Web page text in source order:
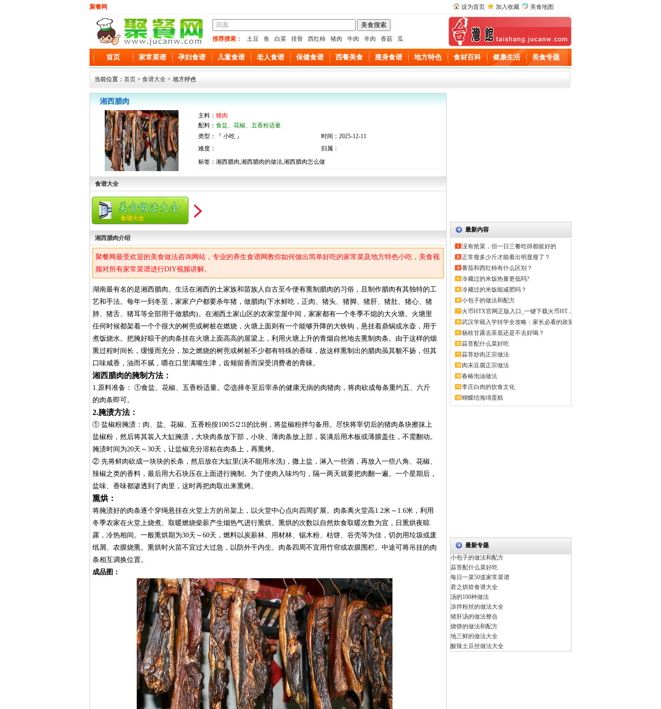
聚餐网 设为首页 加入收藏 美食地图
推荐搜索： 土豆 鱼 白菜 排骨 西红柿 猪肉 牛肉 羊肉 香菇 瓜
首页 家常菜谱 孕妇食谱 儿童食谱 老人食谱 保健食谱 西餐美食 瘦身食谱 地方特色 食材百科 健康生活 美食专题
当前位置： 首页 > 食谱大全 > 地方特色
湘西腊肉
主料： 猪肉
配料： 食盐、花椒、五香粉适量
类型：『 小吃 』
时间：2025-12-11
难度：
归属：
标签：湘西腊肉,湘西腊肉的做法,湘西腊肉怎么做
食谱大全
食谱大全
湘西腊肉介绍
聚餐网最受欢迎的美食做法咨询网站，专业的养生食谱网教你如何做出简单好吃的家常菜及地方特色小吃，美食视
频对所有家常菜谱进行DIY视频讲解。
湖南最有名的是湘西腊肉。生活在湘西的土家族和苗族人自古至今便有熏制腊肉的习俗，且制作腊肉有其独特的工
艺和手法。每年一到冬至，家家户户都要杀年猪，做腊肉(下水鲜吃，正肉、猪头、猪脚、猪肝、猪肚、猪心、猪
肺、猪舌、猪耳等全部用于做腊肉)。在湘西土家山区的农家堂屋中间，家家都有一个冬季不熄的大火塘。火塘里
任何时候都架着一个个很大的树蔸或树桩在燃烧，火塘上面则有一个能够升降的大铁钩，悬挂着鼎锅或水壶，用于
煮饭烧水。把腌好晾干的肉条挂在火塘上面高高的屋梁上，利用火塘上升的青烟自然地去熏制肉条。由于这样的烟
熏过程时间长，缓慢而充分，加之燃烧的树蔸或树桩不少都有特殊的香味，故这样熏制出的腊肉虽其貌不扬，但其
口味咸香，油而不腻，嚼在口里满嘴生津，齿颊留香而深受消费者的青睐。
湘西腊肉的腌制方法：
1.原料准备： ①食盐、花椒、五香粉适量。②选择冬至后宰杀的健康无病的肉猪肉，将肉砍成每条重约五、六斤
的肉条即可。
2.腌渍方法：
① 盐椒粉腌渍：肉、盐、花椒、五香粉按100∶5∶2∶1的比例，将盐椒粉拌匀备用。尽快将宰切后的猪肉条块擦抹上
盐椒粉，然后将其装入大缸腌渍，大块肉条放下部，小块、薄肉条放上部，装满后用木板或薄膜盖住，不需翻动。
腌渍时间为20天～30天，让盐椒充分溶粘在肉条上，再熏烤。
② 先将鲜肉砍成一块块的长条，然后放在大缸里(决不能用水洗)，撒上盐，淋入一些酒，再放入一些八角、花椒、
辣椒之类的香料，最后用大石块压在上面进行腌制。为了使肉入味均匀，隔一两天就要把肉翻一遍。一个星期后，
盐味、香味都渗透到了肉里，这时再把肉取出来熏烤。
熏烘：
将腌渍好的肉条逐个穿绳悬挂在火堂上方的吊架上，以火堂中心点向四周扩展。肉条离火堂高1.2米～1.6米，利用
冬季农家在火堂上烧煮、取暖燃烧柴薪产生烟热气进行熏烘。熏烘的次数以自然炊食取暖次数为宜，日熏烘夜晾
露，冷热相间。一般熏烘期为30天～60天，燃料以炭薪林、用材林、锯木粉、枯饼、谷壳等为佳，切勿用垃圾或废
纸屑、农膜烧熏。熏烘时火苗不宜过大过急，以防外干内生。肉条四周不宜用竹帘或农膜围栏。中途可将吊挂的肉
条相互调换位置。
成品图：
最新内容
没有抢菜，但一日三餐吃得都挺好的
正常瘦多少斤才能看出明显瘦了？
番茄和西红柿有什么区别？
冷藏过的米饭热量更低吗?
冷藏过的米饭能减肥吗？
小包子的做法和配方
火币HTX官网正版入口_一键下载火币HT...
武汉学籍入学转学全攻略：家长必看的政策
解...
杨枝甘露去茶底还是不去好喝？
蒜苔配什么菜好吃
蒜苔炒肉正宗做法
肉末豆腐正宗做法
春椿泡油做法
李庄白肉的饮食文化
蝴蝶结海绵蛋糕
最新专题
小包子的做法和配方
蒜苔配什么菜好吃
每日一菜50道家常菜谱
君之烘焙食谱大全
汤的100种做法
凉拌粉丝的做法大全
猪肝汤的做法整合
烧饼的做法和配方
地三鲜的做法大全
酸辣土豆丝做法大全